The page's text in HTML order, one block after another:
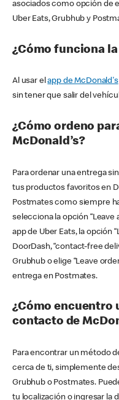
asociados como opción de
Uber Eats, Grubhub y
¿Cómo funciona
Al usar elapp de McDonald's
sin tener que salir del
¿Cómo ordeno
McDonald’s?
Para ordenar una entrega
tus productos favoritos en
Postmates como siempre
selecciona la opción “Leave
app de Uber Eats, la opción
DoorDash, “contact-free
Grubhub o elige “Leave
entrega en Postmates.
¿Cómo encuentro
contacto de
Para encontrar un método
cerca de ti, simplemente
Grubhub o Postmates.
tu localización o ingresar la